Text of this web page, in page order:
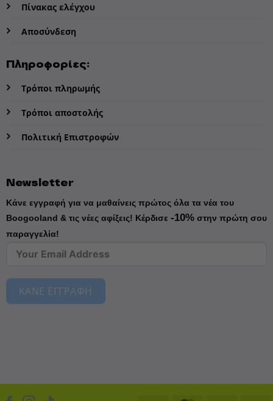
Πίνακας ελέγχου
Αποσύνδεση
Πληροφορίες:
Τρόποι πληρωμής
Τρόποι αποστολής
Πολιτική Επιστροφών
Newsletter
Κάνε εγγραφή για να μαθαίνεις πρώτος όλα τα νέα του
Boogooland & τις νέες αφίξεις! Κέρδισε -10%στην πρώτη σου
παραγγελία!
ΚΑΝΕ ΕΓΓΡΑΦΗ